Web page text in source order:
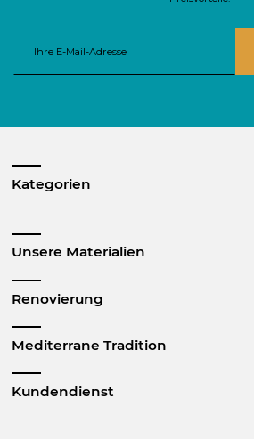
Kategorien
Unsere Materialien
Renovierung
Mediterrane Tradition
Kundendienst